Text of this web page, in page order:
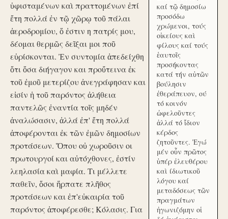
ὑφισταμένων καὶ πραττομένων ἐπί
ἔτη πολλά ἐν τῷ χῶρῳ τοῦ πάλαι
ἀεροδρομίου, ὅ ἐστιν η πατρίς μου,
δέομαι θερμῶς δεῖξαι μοι ποῦ
εὑρίσκονται. Ἐν συντομία ἀπεδείχθη
ὅτι ὅσα διήγαγον και προὔτεινα ἐκ
τοῦ ἐμοῦ μετερίζου ἀνεγράφησαν και
εἰσίν ἡ τοῦ παρόντος ἀλήθεια
παντελῶς ἐναντία τοῖς μηδέν
ἀναλώσασιν, ἀλλά ἐπ' ἔτη πολλά
ἀποφέρονται ἐκ τῶν ἐμῶν δημοσίων
προτάσεων. Ὅπου οὐ χωροῦσιν οι
πρωτουργοί και αὐτόχθονες, ἐστίν
λεηλασία καὶ μαφία. Τι μέλλετε
παθεῖν, ὅσοι ἥρπατε πλῆθος
προτάσεων και ἐπ'εὐκαιρία τοῦ
παρόντος ἀποφέρεσθε; Κόλασις. Για
καί τῷ δημοσίω
προσόδω
χρώμενοι, τούς
οἰκείους καὶ
φίλους καί τούς
ἑαυτοῖς
προσήκοντας
κατά τήν αὑτῶν
βούλησιν
ἐθεράπευον, ού
τό κοινόν
ὠφελοῦντες
ἀλλά τό ἴδιον
κέρδος
ζητοῦντες. Ἐγώ
μέν οὖν πρῶτος
ὑπέρ ἐλευθέρου
καὶ ίδιωτικοῦ
λόγου καί
μεταδόσεως τῶν
πραγμάτων
ἠγωνιζόμην οἱ